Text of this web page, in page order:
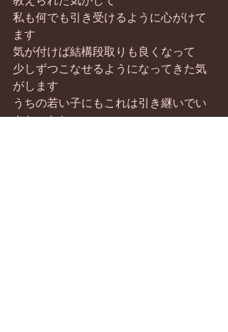
私も何でも引き受けるように心がけて
ます
気が付けば結構段取りも良くなって
少しずつこなせるようになってきた気
がします
うちの若い子にもこれは引き継いでい
きたいなと･･･